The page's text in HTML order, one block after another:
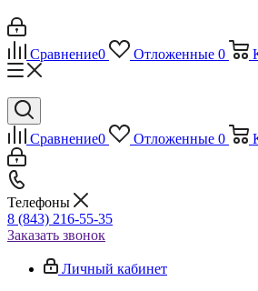
Сравнение0 Отложенные 0
Сравнение0 Отложенные 0
Телефоны
8 (843) 216-55-35
Заказать звонок
Личный кабинет